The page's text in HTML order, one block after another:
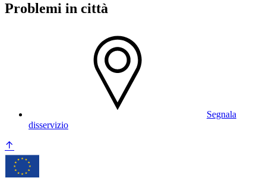
Problemi in città
Segnala
disservizio